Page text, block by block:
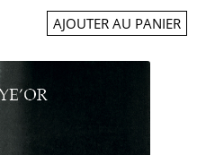
AJOUTER AU PANIER